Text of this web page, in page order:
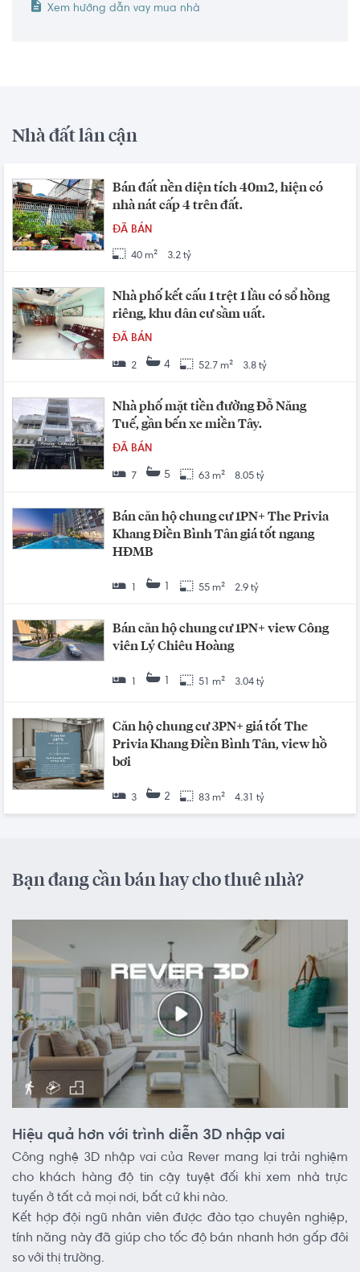
Xem hướng dẫn vay mua nhà
Nhà đất lân cận
Bán đất nền diện tích 40m2, hiện có
nhà nát cấp 4 trên đất.
ĐÃ BÁN
40 m² 3.2 tỷ
Nhà phố kết cấu 1 trệt 1 lầu có sổ hồng
riêng, khu dân cư sầm uất.
ĐÃ BÁN
2 4 52.7 m² 3.8 tỷ
Nhà phố mặt tiền đường Đỗ Năng
Tuế, gần bến xe miền Tây.
ĐÃ BÁN
7 5 63 m² 8.05 tỷ
Bán căn hộ chung cư 1PN+ The Privia
Khang Điền Bình Tân giá tốt ngang
HĐMB
1 55 m² 2.9 tỷ
Bán căn hộ chung cư 1PN+ view Công
viên Lý Chiêu Hoàng
1 51 m² 3.04 tỷ
Căn hộ chung cư 3PN+ giá tốt The
Privia Khang Điền Bình Tân, view hồ
bơi
3 2 83 m² 4.31 tỷ
Bạn đang cần bán hay cho thuê nhà?
Hiệu quả hơn với trình diễn 3D nhập vai
Công nghệ 3D nhập vai của Rever mang lại trải nghiệm
cho khách hàng độ tin cậy tuyệt đối khi xem nhà trực
tuyến ở tất cả mọi nơi, bất cứ khi nào.
Kết hợp đội ngũ nhân viên được đào tạo chuyên nghiệp,
tính năng này đã giúp cho tốc độ bán nhanh hơn gấp đôi
so với thị trường.